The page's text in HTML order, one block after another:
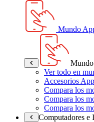
Mundo
Ver todo en
Accesorios
Compara los
Compara los
Compara los
Computadores e